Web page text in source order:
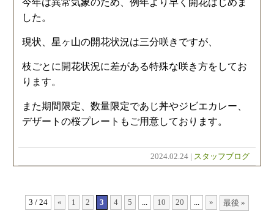
今年は異常気象のため、例年より早く開花はじめま
した。
現状、星ヶ山の開花状況は三分咲きですが、
枝ごとに開花状況に差がある特殊な咲き方をしてお
ります。
また期間限定、数量限定であじ丼やジビエカレー、
デザートの桜プレートもご用意しております。
2024.02.24 | スタッフブログ
3 / 24 « 1 2 3 4 5 ... 10 20 ... » 最後 »